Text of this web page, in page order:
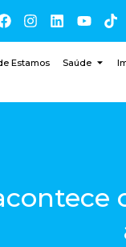
Estamos Saúde